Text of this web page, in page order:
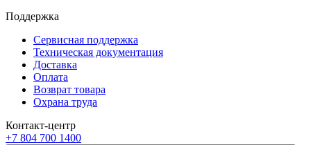
Поддержка
Сервисная поддержка
Техническая документация
Доставка
Оплата
Возврат товара
Охрана труда
Контакт-центр
+7 804 700 1400